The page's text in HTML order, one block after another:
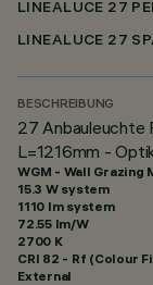
LINEALUCE 27
LINEALUCE 27
BESCHREIBUNG
27 Anbauleuchte
L=1216mm -
WGM - Wall Grazing
15.3 W system
1110 lm system
72.55 lm/W
2700 K
CRI 82 - Rf (Colour
External